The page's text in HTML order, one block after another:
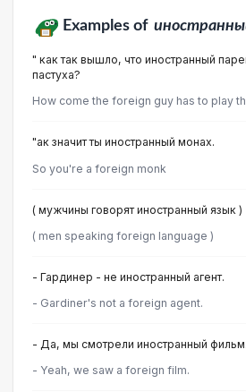
Examples of
" как так вышло, что иностранный
пастуха?
How come the foreign guy has to play
"ак значит ты иностранный монах.
So you're a foreign monk
( мужчины говорят иностранный язык )
( men speaking foreign language )
- Гардинер - не иностранный агент.
- Gardiner's not a foreign agent.
- Да, мы смотрели иностранный фильм.
- Yeah, we saw a foreign film.